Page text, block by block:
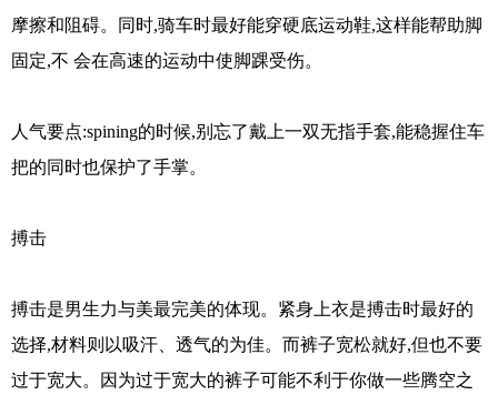
摩擦和阻碍。同时,骑车时最好能穿硬底运动鞋,这样能帮助脚
固定,不 会在高速的运动中使脚踝受伤。
人气要点:spining的时候,别忘了戴上一双无指手套,能稳握住车
把的同时也保护了手掌。
搏击
搏击是男生力与美最完美的体现。紧身上衣是搏击时最好的
选择,材料则以吸汗、透气的为佳。而裤子宽松就好,但也不要
过于宽大。因为过于宽大的裤子可能不利于你做一些腾空之